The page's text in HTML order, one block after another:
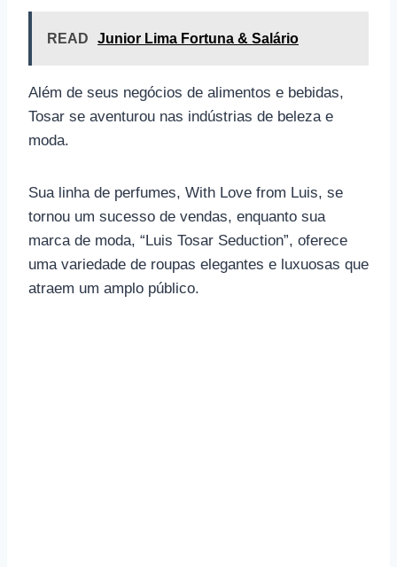
READ Junior Lima Fortuna & Salário
Além de seus negócios de alimentos e bebidas,
Tosar se aventurou nas indústrias de beleza e
moda.
Sua linha de perfumes, With Love from Luis, se
tornou um sucesso de vendas, enquanto sua
marca de moda, “Luis Tosar Seduction”, oferece
uma variedade de roupas elegantes e luxuosas que
atraem um amplo público.